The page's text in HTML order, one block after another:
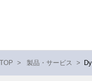
TOP > 製品・サービス >